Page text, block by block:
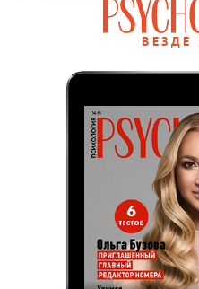
ВЕЗДЕ